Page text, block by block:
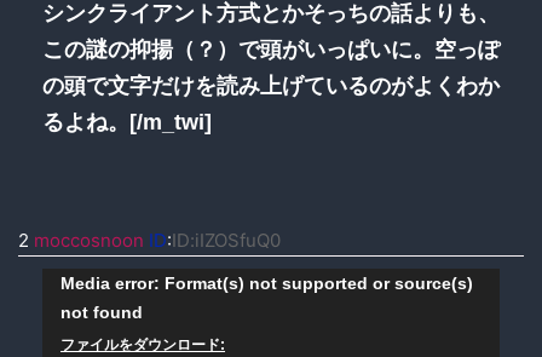
シンクライアント方式とかそっちの話よりも、
この謎の抑揚（？）で頭がいっぱいに。空っぽ
の頭で文字だけを読み上げているのがよくわか
るよね。[/m_twi]
2 moccosnoon ID:ID:iIZOSfuQ0
動
画
プ
Media error: Format(s) not supported or source(s)
not found
ファイルをダウンロード: